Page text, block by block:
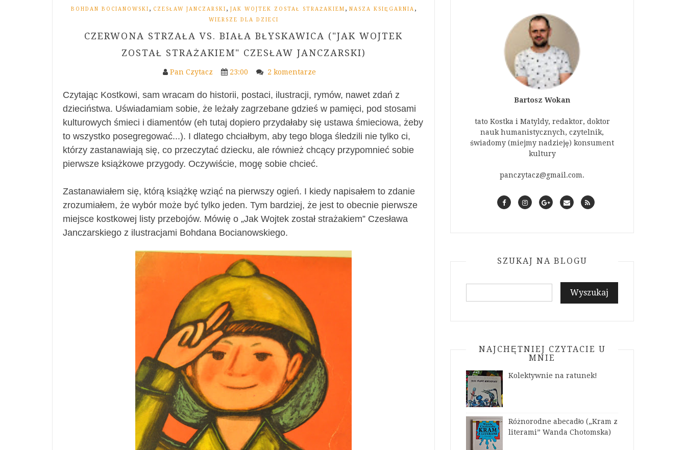
BOHDAN BOCIANOWSKI , CZESŁAW JANCZARSKI , JAK WOJTEK ZOSTAŁ STRAŻAKIEM , NASZA KSIĘGARNIA ,
WIERSZE DLA DZIECI
CZERWONA STRZAŁA VS. BIAŁA BŁYSKAWICA ("JAK WOJTEK
ZOSTAŁ STRAŻAKIEM" CZESŁAW JANCZARSKI)
Pan Czytacz 23:00 2 komentarze
Czytając Kostkowi, sam wracam do historii, postaci, ilustracji, rymów, nawet zdań z
dzieciństwa. Uświadamiam sobie, że leżały zagrzebane gdzieś w pamięci, pod stosami
kulturowych śmieci i diamentów (eh tutaj dopiero przydałaby się ustawa śmieciowa, żeby
to wszystko posegregować...). I dlatego chciałbym, aby tego bloga śledzili nie tylko ci,
którzy zastanawiają się, co przeczytać dziecku, ale również chcący przypomnieć sobie
pierwsze książkowe przygody. Oczywiście, mogę sobie chcieć.
Zastanawiałem się, którą książkę wziąć na pierwszy ogień. I kiedy napisałem to zdanie
zrozumiałem, że wybór może być tylko jeden. Tym bardziej, że jest to obecnie pierwsze
miejsce kostkowej listy przebojów. Mówię o „Jak Wojtek został strażakiem” Czesława
Janczarskiego z ilustracjami Bohdana Bocianowskiego.
Bartosz Wokan
tato Kostka i Matyldy, redaktor, doktor
nauk humanistycznych, czytelnik,
świadomy (miejmy nadzieję) konsument
kultury
panczytacz@gmail.com.
F
o
I
r
m
G
P
C
t
R
SZUKAJ NA BLOGU
NAJCHĘTNIEJ CZYTACIE U
MNIE
Kolektywnie na ratunek!
Różnorodne abecadło („Kram z
literami” Wanda Chotomska)